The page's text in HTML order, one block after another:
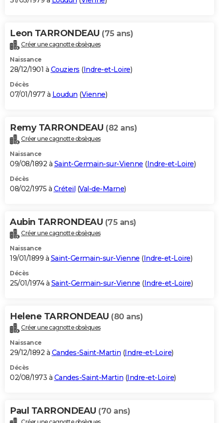
Leon TARRONDEAU (75 ans)
Créer une cagnotte obsèques
Naissance
28/12/1901 à Couziers (Indre-et-Loire)
Décès
07/01/1977 à Loudun (Vienne)
Remy TARRONDEAU (82 ans)
Créer une cagnotte obsèques
Naissance
09/08/1892 à Saint-Germain-sur-Vienne (Indre-et-Loire)
Décès
08/02/1975 à Créteil (Val-de-Marne)
Aubin TARRONDEAU (75 ans)
Créer une cagnotte obsèques
Naissance
19/01/1899 à Saint-Germain-sur-Vienne (Indre-et-Loire)
Décès
25/01/1974 à Saint-Germain-sur-Vienne (Indre-et-Loire)
Helene TARRONDEAU (80 ans)
Créer une cagnotte obsèques
Naissance
29/12/1892 à Candes-Saint-Martin (Indre-et-Loire)
Décès
02/08/1973 à Candes-Saint-Martin (Indre-et-Loire)
Paul TARRONDEAU (70 ans)